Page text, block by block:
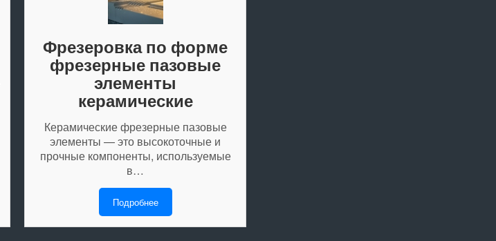
Фрезеровка по форме
фрезерные пазовые
элементы
керамические
Керамические фрезерные пазовые
элементы — это высокоточные и
прочные компоненты, используемые
в…
Подробнее